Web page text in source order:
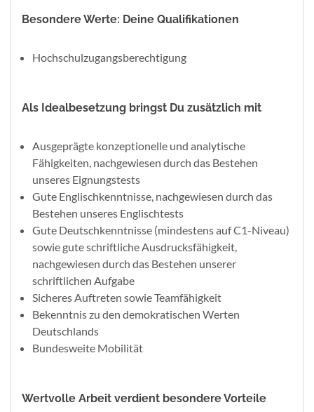
Besondere Werte: Deine Qualifikationen
Hochschulzugangsberechtigung
Als Idealbesetzung bringst Du zusätzlich mit
Ausgeprägte konzeptionelle und analytische
Fähigkeiten, nachgewiesen durch das Bestehen
unseres Eignungstests
Gute Englischkenntnisse, nachgewiesen durch das
Bestehen unseres Englischtests
Gute Deutschkenntnisse (mindestens auf C1-Niveau)
sowie gute schriftliche Ausdrucksfähigkeit,
nachgewiesen durch das Bestehen unserer
schriftlichen Aufgabe
Sicheres Auftreten sowie Teamfähigkeit
Bekenntnis zu den demokratischen Werten
Deutschlands
Bundesweite Mobilität
Wertvolle Arbeit verdient besondere Vorteile